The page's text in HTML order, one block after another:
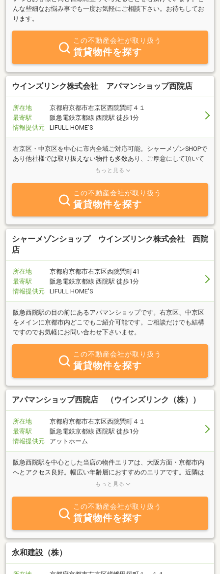
んな些細なお悩み事でも一度お気軽にご相談下さい。お待ちしてお
ります。
この不動産会社が取り扱う
賃貸物件を探す
ウインズリンク株式会社 アパマンショップ西院店
所在地
京都府京都市右京区西院巽町４１
最寄駅
阪急電鉄京都線 西院駅 徒歩1分
情報提供元
LIFULL HOME'S
右京区・中京区を中心に市内全域ご対応可能。シャーメゾンSHOPで
あり他社様では取り扱えない物件も多数あり、ご厚意にして頂いて
いる家主様も多く様々なご相談が可能。お部屋探しは当店へお気軽
もっと見る
この不動産会社が取り扱う
賃貸物件を探す
シャーメゾンショップ ウインズリンク株式会社 西院
店
所在地
京都府京都市右京区西院巽町41
最寄駅
阪急電鉄京都線 西院駅 徒歩1分
情報提供元
LIFULL HOME'S
阪急西院駅の目の前にあるアパマンショップです。右京区、中京区
をメインに京都市内どこでもご紹介可能です。ご相談だけでも結構
ですのでお気軽にお問い合わせ下さいませ。
この不動産会社が取り扱う
賃貸物件を探す
アパマンショップ西院店 （ウインズリンク（株））
所在地
京都府京都市右京区西院巽町４１
最寄駅
阪急電鉄京都線 西院駅 徒歩1分
情報提供元
アットホーム
阪急西院駅を中心とした当店の物件エリアは、大阪方面・京都市内
へとアクセス良好。幅広い年齢層におすすめのエリアです。近隣は
ファストフード店やスーパー、TSUTAYA、ドラッグストアなど、生
大学、京都学園大学、立命館大学などの学生さんの通学圏となって
おりますので、学生さんもお気軽にご相談下さい！従業員一同、心
よりご来店をお待ちしております。
もっと見る
この不動産会社が取り扱う
賃貸物件を探す
永和建設（株）